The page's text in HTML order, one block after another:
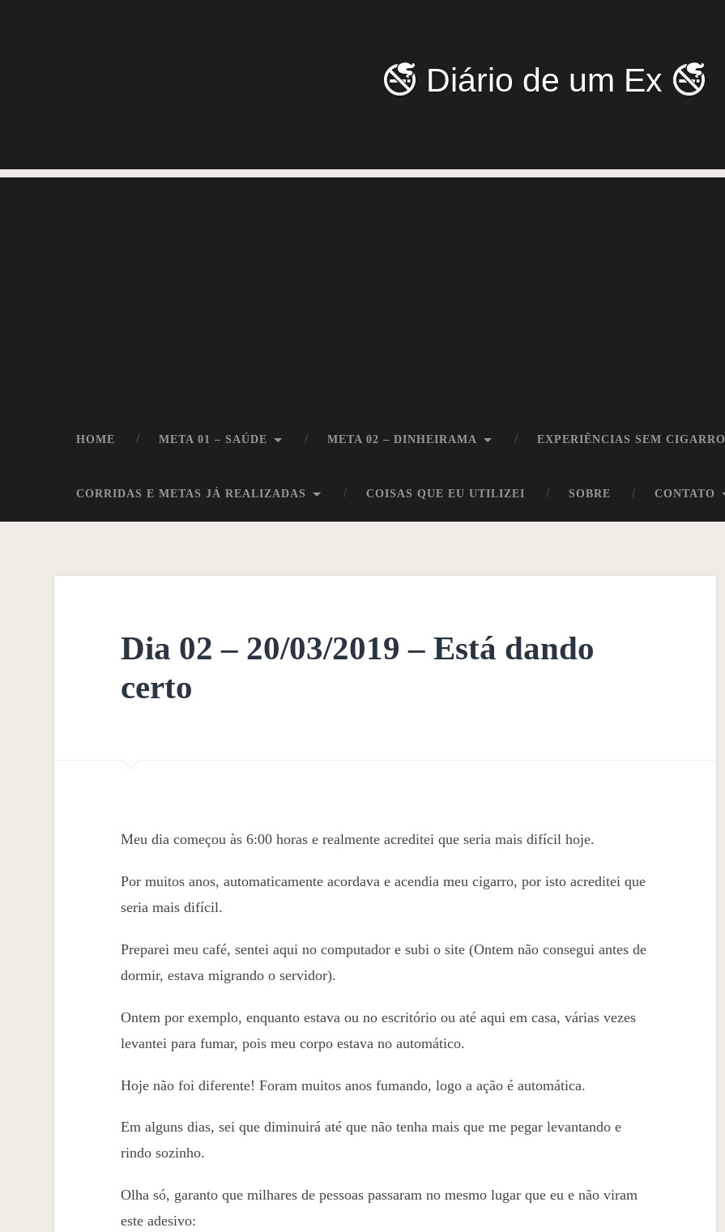
🚭 Diário de um Ex 🚭
HOME META 01 – SAÚDE META 02 – DINHEIRAMA EXPERIÊNCIAS SEM CIGARRO
CORRIDAS E METAS JÁ REALIZADAS COISAS QUE EU UTILIZEI SOBRE CONTATO
Dia 02 – 20/03/2019 – Está dando
certo
Meu dia começou às 6:00 horas e realmente acreditei que seria mais difícil hoje.
Por muitos anos, automaticamente acordava e acendia meu cigarro, por isto acreditei que
seria mais difícil.
Preparei meu café, sentei aqui no computador e subi o site (Ontem não consegui antes de
dormir, estava migrando o servidor).
Ontem por exemplo, enquanto estava ou no escritório ou até aqui em casa, várias vezes
levantei para fumar, pois meu corpo estava no automático.
Hoje não foi diferente! Foram muitos anos fumando, logo a ação é automática.
Em alguns dias, sei que diminuirá até que não tenha mais que me pegar levantando e
rindo sozinho.
Olha só, garanto que milhares de pessoas passaram no mesmo lugar que eu e não viram
este adesivo: